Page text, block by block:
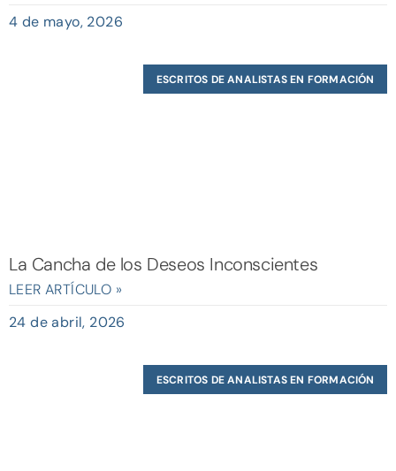
4 de mayo, 2026
ESCRITOS DE ANALISTAS EN FORMACIÓN
La Cancha de los Deseos Inconscientes
LEER ARTÍCULO »
24 de abril, 2026
ESCRITOS DE ANALISTAS EN FORMACIÓN